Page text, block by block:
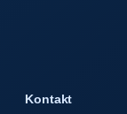
Kontakt